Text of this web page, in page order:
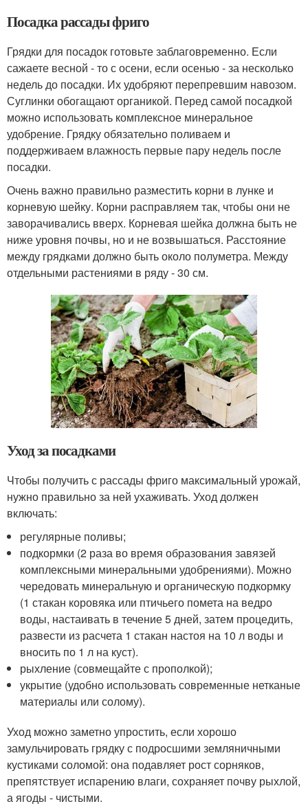
Посадка рассады фриго
Грядки для посадок готовьте заблаговременно. Если
сажаете весной - то с осени, если осенью - за несколько
недель до посадки. Их удобряют перепревшим навозом.
Суглинки обогащают органикой. Перед самой посадкой
можно использовать комплексное минеральное
удобрение. Грядку обязательно поливаем и
поддерживаем влажность первые пару недель после
посадки.
Очень важно правильно разместить корни в лунке и
корневую шейку. Корни расправляем так, чтобы они не
заворачивались вверх. Корневая шейка должна быть не
ниже уровня почвы, но и не возвышаться. Расстояние
между грядками должно быть около полуметра. Между
отдельными растениями в ряду - 30 см.
Уход за посадками
Чтобы получить с рассады фриго максимальный урожай,
нужно правильно за ней ухаживать. Уход должен
включать:
регулярные поливы;
подкормки (2 раза во время образования завязей
комплексными минеральными удобрениями). Можно
чередовать минеральную и органическую подкормку
(1 стакан коровяка или птичьего помета на ведро
воды, настаивать в течение 5 дней, затем процедить,
развести из расчета 1 стакан настоя на 10 л воды и
вносить по 1 л на куст).
рыхление (совмещайте с прополкой);
укрытие (удобно использовать современные нетканые
материалы или солому).
Уход можно заметно упростить, если хорошо
замульчировать грядку с подросшими земляничными
кустиками соломой: она подавляет рост сорняков,
препятствует испарению влаги, сохраняет почву рыхлой,
а ягоды - чистыми.